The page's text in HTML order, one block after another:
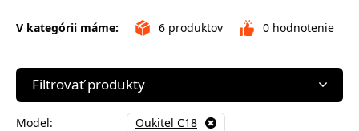
V kategórii máme: 6 produktov 0 hodnotenie
Filtrovať produkty
Model: Oukitel C18